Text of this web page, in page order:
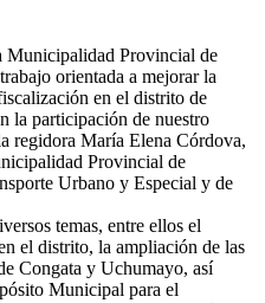
Municipalidad Provincial de
orientada a mejorar la
en el distrito de
la participación de nuestro
regidora María Elena Córdova,
Provincial de
Urbano y Especial y de
temas, entre ellos el
el distrito, la ampliación de las
Congata y Uchumayo, así
Municipal para el